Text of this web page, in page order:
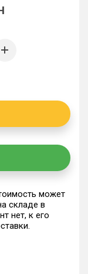
может
складе в
нет, к его